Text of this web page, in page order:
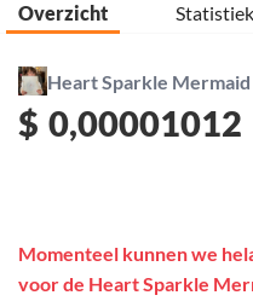
Overzicht
Heart Sparkle
$ 0,00001012
Momenteel kunnen we
voor de Heart Sparkle